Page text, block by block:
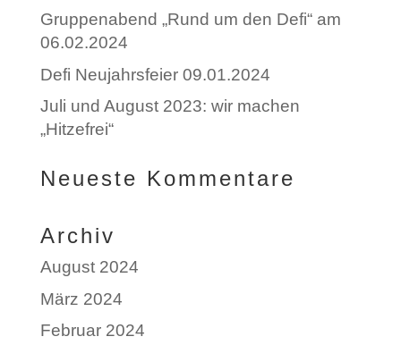
Gruppenabend „Rund um den Defi“ am
06.02.2024
Defi Neujahrsfeier 09.01.2024
Juli und August 2023: wir machen
„Hitzefrei“
Neueste Kommentare
Archiv
August 2024
März 2024
Februar 2024